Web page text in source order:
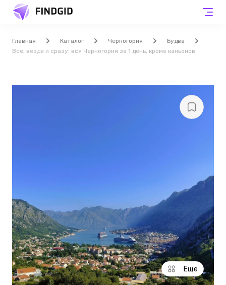
Главная Каталог Черногория
Будва
Все, везде и сразу: вся Черногория за 1 день, кроме каньонов
Еще